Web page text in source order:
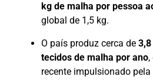
kg de malha por pessoa
global de 1,5 kg.
O país produz cerca de
tecidos de malha por ano
recente impulsionado